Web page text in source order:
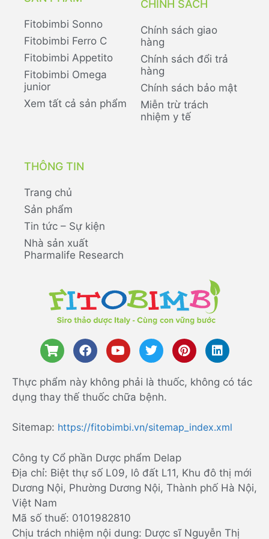
Fitobimbi Sonno
Fitobimbi Ferro C
Fitobimbi Appetito
Fitobimbi Omega
junior
Xem tất cả sản phẩm
CHÍNH SÁCH
Chính sách giao
hàng
Chính sách đổi trả
hàng
Chính sách bảo mật
Miễn trừ trách
nhiệm y tế
THÔNG TIN
Trang chủ
Sản phẩm
Tin tức – Sự kiện
Nhà sản xuất
Pharmalife Research
Thực phẩm này không phải là thuốc, không có tác
dụng thay thế thuốc chữa bệnh.
Sitemap: https://fitobimbi.vn/sitemap_index.xml
Công ty Cổ phần Dược phẩm Delap
Địa chỉ: Biệt thự số L09, lô đất L11, Khu đô thị mới
Dương Nội, Phường Dương Nội, Thành phố Hà Nội,
Việt Nam
Mã số thuế: 0101982810
Chịu trách nhiệm nội dung: Dược sĩ Nguyễn Thị